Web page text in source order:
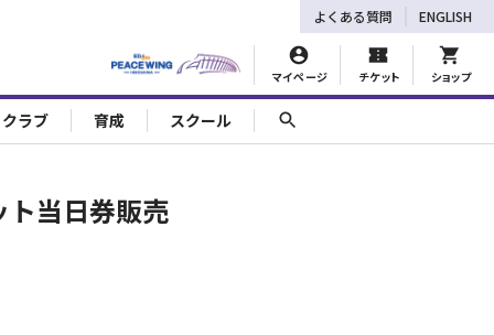
マイページ チケット ショップ
よくある質問 ENGLISH
ラブ 育成 スクール
当日券販売